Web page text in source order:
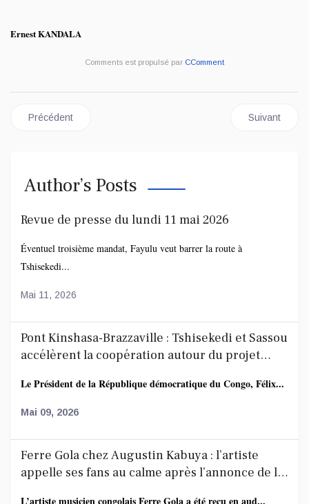
Ernest KANDALA
Comments est propulsé par CComment
Article précédent : Lutte / CAN Alexandrie 2026 : Une moisson
Précédent Article
Suivant
Author’s Posts
Revue de presse du lundi 11 mai 2026
Éventuel troisième mandat, Fayulu veut barrer la route à
Tshisekedi...
Mai 11, 2026
Pont Kinshasa-Brazzaville : Tshisekedi et Sassou
accélèrent la coopération autour du projet
Le Président de la République démocratique du Congo, Félix...
Mai 09, 2026
Ferre Gola chez Augustin Kabuya : l’artiste
appelle ses fans au calme après l’annonce de la